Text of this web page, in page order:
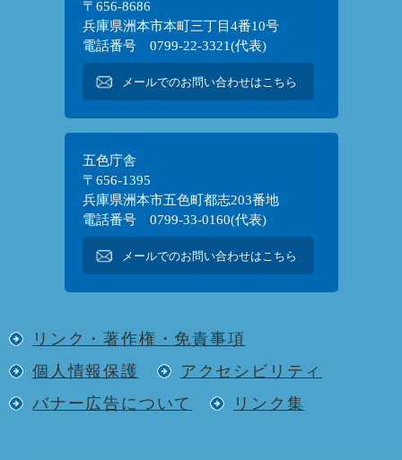
〒656-8686
兵庫県洲本市本町三丁目4番10号
電話番号 0799-22-3321(代表)
メールでのお問い合わせはこちら
五色庁舎
〒656-1395
兵庫県洲本市五色町都志203番地
電話番号 0799-33-0160(代表)
メールでのお問い合わせはこちら
リンク・著作権・免責事項
個人情報保護
アクセシビリティ
バナー広告について
リンク集